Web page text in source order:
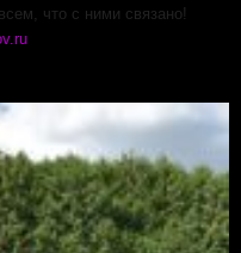
что с ними связано!